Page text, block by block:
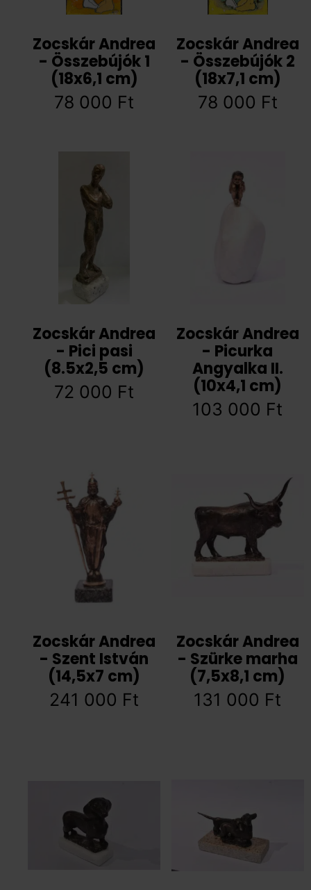
Zocskár Andrea
- Összebújók 1
(18x6,1 cm)
78 000 Ft
Zocskár Andrea
- Összebújók 2
(18x7,1 cm)
78 000 Ft
Zocskár Andrea
- Pici pasi
(8.5x2,5 cm)
72 000 Ft
Zocskár Andrea
- Picurka
Angyalka II.
(10x4,1 cm)
103 000 Ft
Zocskár Andrea
- Szent István
(14,5x7 cm)
241 000 Ft
Zocskár Andrea
- Szürke marha
(7,5x8,1 cm)
131 000 Ft